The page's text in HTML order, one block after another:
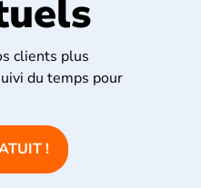
clients plus
du temps pour
!